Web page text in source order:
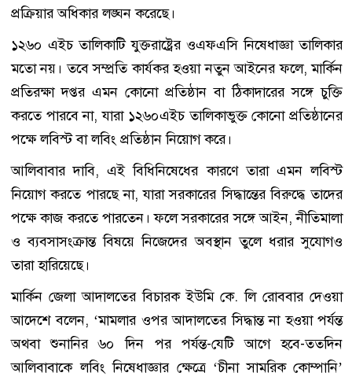
প্রক্রিয়ার অধিকার লঙ্ঘন করেছে।
১২৬০ এইচ তালিকাটি যুক্তরাষ্ট্রের ওএফএসি নিষেধাজ্ঞা তালিকার
মতো নয়। তবে সম্প্রতি কার্যকর হওয়া নতুন আইনের ফলে, মার্কিন
প্রতিরক্ষা দপ্তর এমন কোনো প্রতিষ্ঠান বা ঠিকাদারের সঙ্গে চুক্তি
করতে পারবে না, যারা ১২৬০এইচ তালিকাভুক্ত কোনো প্রতিষ্ঠানের
পক্ষে লবিস্ট বা লবিং প্রতিষ্ঠান নিয়োগ করে।
আলিবাবার দাবি, এই বিধিনিষেধের কারণে তারা এমন লবিস্ট
নিয়োগ করতে পারছে না, যারা সরকারের সিদ্ধান্তের বিরুদ্ধে তাদের
পক্ষে কাজ করতে পারতেন। ফলে সরকারের সঙ্গে আইন, নীতিমালা
ও ব্যবসাসংক্রান্ত বিষয়ে নিজেদের অবস্থান তুলে ধরার সুযোগও
তারা হারিয়েছে।
মার্কিন জেলা আদালতের বিচারক ইউমি কে. লি রোববার দেওয়া
আদেশে বলেন, ‘মামলার ওপর আদালতের সিদ্ধান্ত না হওয়া পর্যন্ত
অথবা শুনানির ৬০ দিন পর পর্যন্ত-যেটি আগে হবে-ততদিন
আলিবাবাকে লবিং নিষেধাজ্ঞার ক্ষেত্রে ‘চীনা সামরিক কোম্পানি’